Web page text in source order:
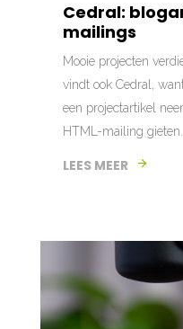
Cedral:
mailings
Mooie projecten
vindt ook Cedral,
een projectartikel
HTML-mailing gieten.
LEES MEER